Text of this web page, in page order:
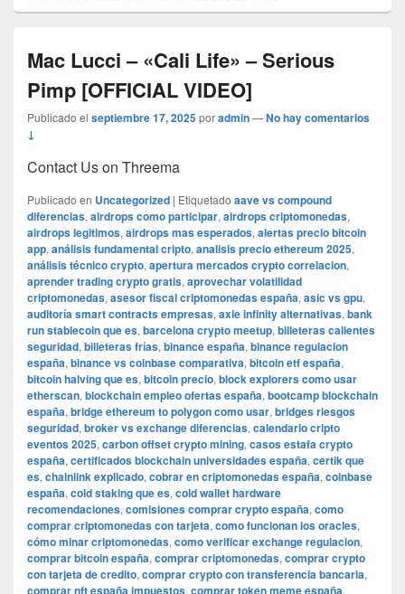
Mac Lucci – «Cali Life» – Serious
Pimp [OFFICIAL VIDEO]
Publicado el septiembre 17, 2025poradmin—No hay comentarios
↓
Contact Us on Threema
Publicado en Uncategorized | Etiquetado aave vs compound
diferencias, airdrops como participar, airdrops criptomonedas,
airdrops legitimos, airdrops mas esperados, alertas precio bitcoin
app, análisis fundamental cripto, analisis precio ethereum 2025,
análisis técnico crypto, apertura mercados crypto correlacion,
aprender trading crypto gratis, aprovechar volatilidad
criptomonedas, asesor fiscal criptomonedas españa, asic vs gpu,
auditoría smart contracts empresas, axie infinity alternativas, bank
run stablecoin que es, barcelona crypto meetup, billeteras calientes
seguridad, billeteras frías, binance españa, binance regulacion
españa, binance vs coinbase comparativa, bitcoin etf españa,
bitcoin halving que es, bitcoin precio, block explorers como usar
etherscan, blockchain empleo ofertas españa, bootcamp blockchain
españa, bridge ethereum to polygon como usar, bridges riesgos
seguridad, broker vs exchange diferencias, calendario cripto
eventos 2025, carbon offset crypto mining, casos estafa crypto
españa, certificados blockchain universidades españa, certik que
es, chainlink explicado, cobrar en criptomonedas españa, coinbase
españa, cold staking que es, cold wallet hardware
recomendaciones, comisiones comprar crypto españa, como
comprar criptomonedas con tarjeta, como funcionan los oracles,
cómo minar criptomonedas, como verificar exchange regulacion,
comprar bitcoin españa, comprar criptomonedas, comprar crypto
con tarjeta de credito, comprar crypto con transferencia bancaria,
comprar nft españa impuestos, comprar token meme españa,